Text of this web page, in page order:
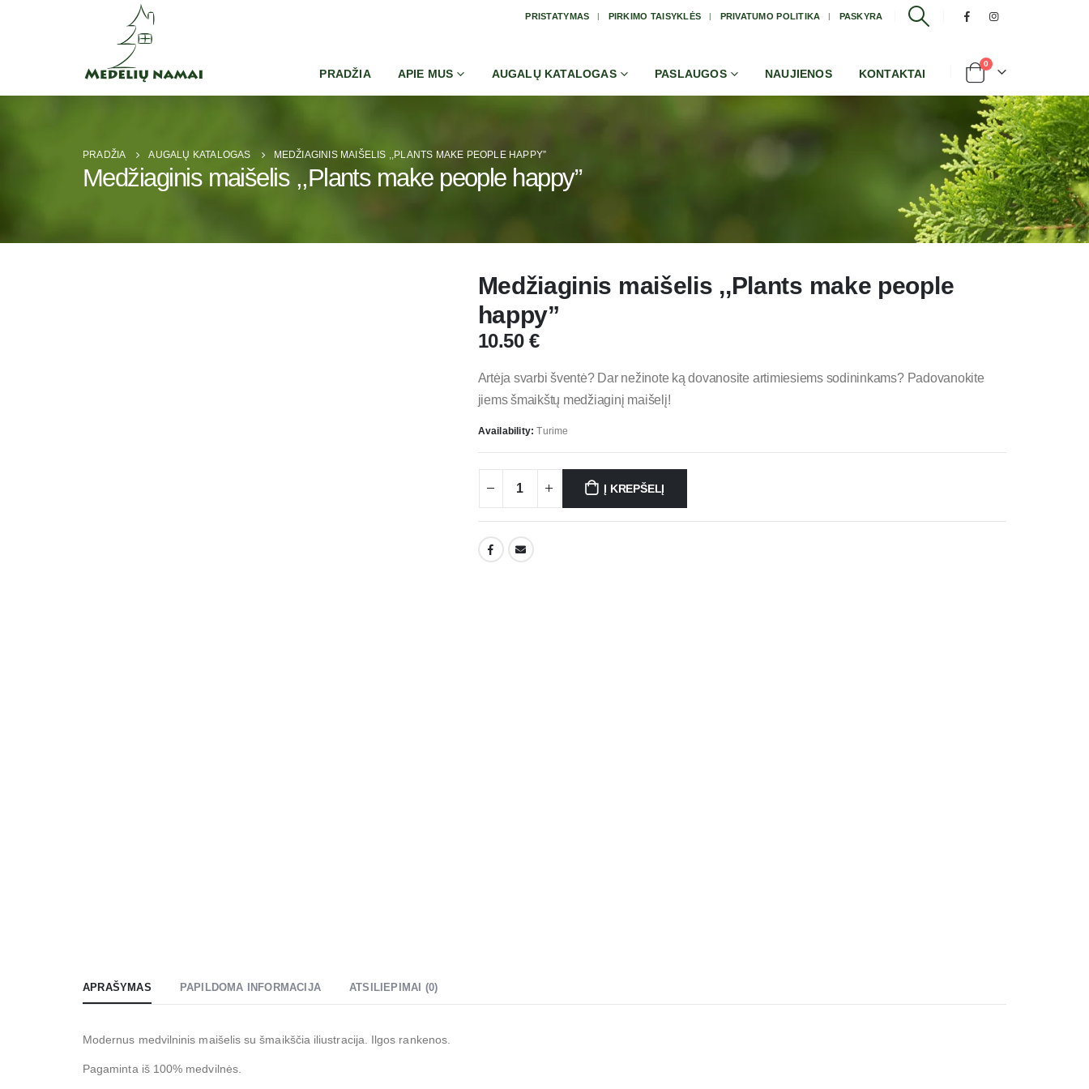
PRISTATYMAS PIRKIMO TAISYKLĖS PRIVATUMO POLITIKA PASKYRA
PRADŽIA APIE MUS AUGALŲ KATALOGAS PASLAUGOS NAUJIENOS KONTAKTAI
0
PRADŽIA AUGALŲ KATALOGAS MEDŽIAGINIS MAIŠELIS ,,PLANTS MAKE PEOPLE HAPPY”
Medžiaginis maišelis ,,Plants make people happy”
Medžiaginis maišelis ,,Plants make people
happy”
10.50 €
Artėja svarbi šventė? Dar nežinote ką dovanosite artimiesiems sodininkams? Padovanokite
jiems šmaikštų medžiaginį maišelį!
Availability:Turime
Į KREPŠELĮ
APRAŠYMAS PAPILDOMA INFORMACIJA ATSILIEPIMAI (0)
Modernus medvilninis maišelis su šmaikščia iliustracija. Ilgos rankenos.
Pagaminta iš 100% medvilnės.